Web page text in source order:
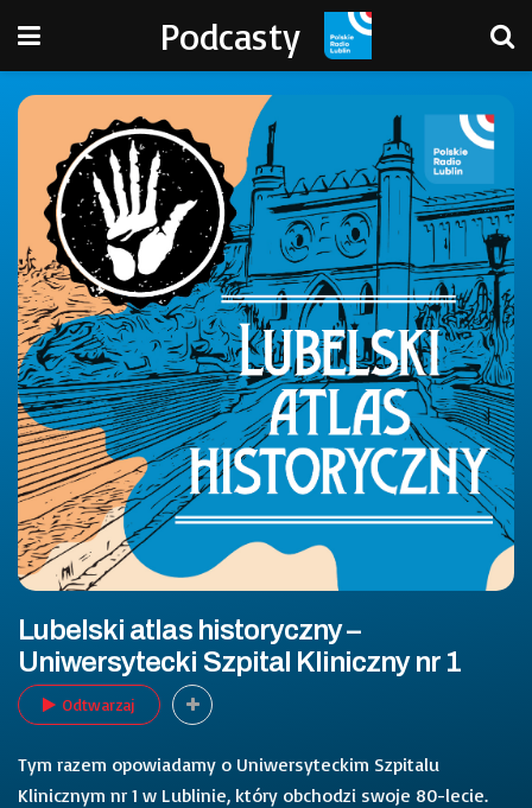
Podcasty
Lubelski atlas historyczny –
Uniwersytecki Szpital Kliniczny nr 1
Odtwarzaj
Tym razem opowiadamy o Uniwersyteckim Szpitalu
Klinicznym nr 1 w Lublinie, który obchodzi swoje 80-lecie.